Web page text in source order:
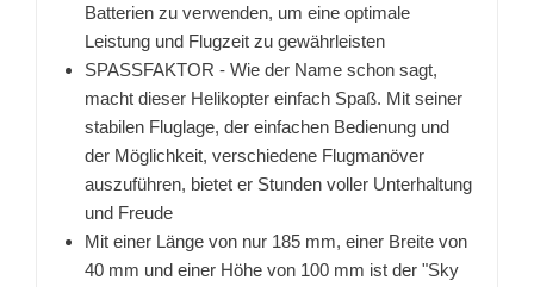
Batterien zu verwenden, um eine optimale
Leistung und Flugzeit zu gewährleisten
SPASSFAKTOR - Wie der Name schon sagt,
macht dieser Helikopter einfach Spaß. Mit seiner
stabilen Fluglage, der einfachen Bedienung und
der Möglichkeit, verschiedene Flugmanöver
auszuführen, bietet er Stunden voller Unterhaltung
und Freude
Mit einer Länge von nur 185 mm, einer Breite von
40 mm und einer Höhe von 100 mm ist der "Sky